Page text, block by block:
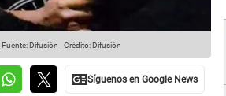
Fuente: Difusión -Crédito: Difusión